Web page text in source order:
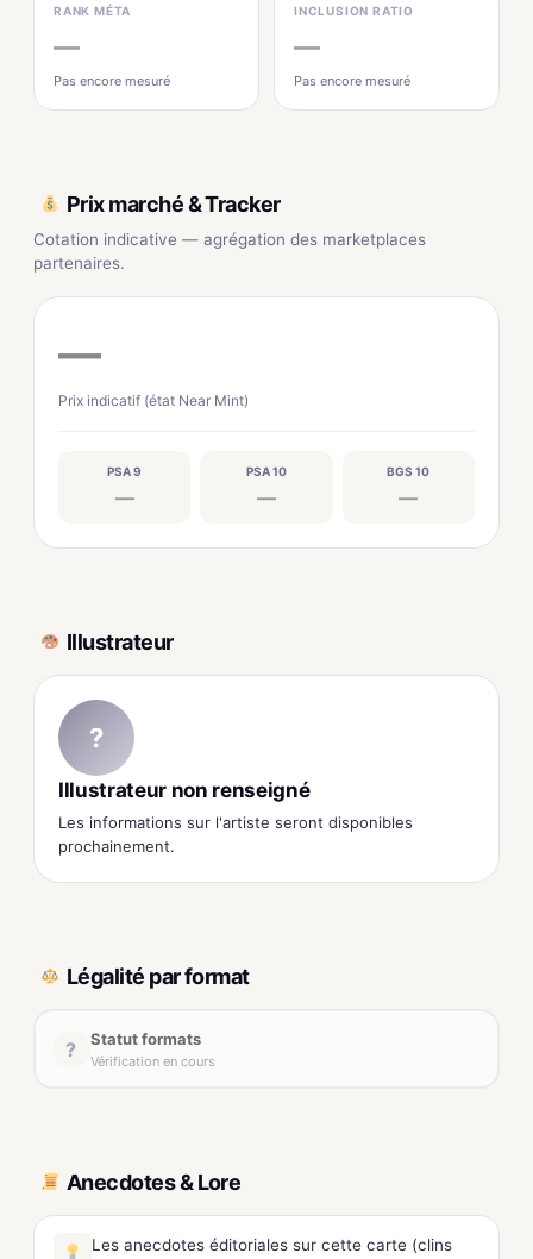
RANK MÉTA
—
Pas encore mesuré
INCLUSION RATIO
—
Pas encore mesuré
Prix marché & Tracker
Cotation indicative — agrégation des marketplaces
partenaires.
—
Prix indicatif (état Near Mint)
PSA 9
—
PSA 10
—
BGS 10
—
Illustrateur
?
Illustrateur non renseigné
Les informations sur l'artiste seront disponibles
prochainement.
Légalité par format
? Statut formats
Vérification en cours
Anecdotes & Lore
Les anecdotes éditoriales sur cette carte (clins